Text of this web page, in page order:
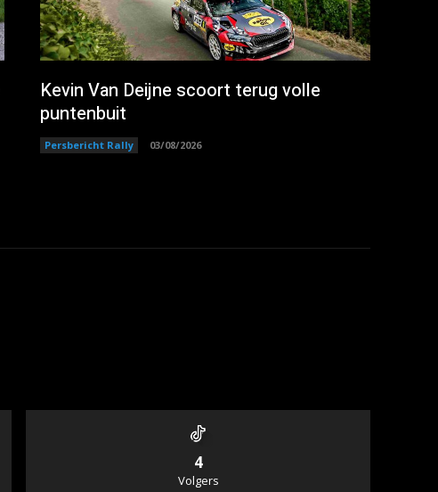
Kevin Van Deijne scoort terug volle
puntenbuit
Persbericht Rally 03/08/2026
4
Volgers